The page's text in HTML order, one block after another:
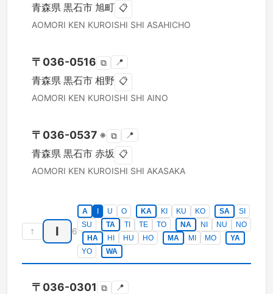
青森県 黒石市 旭町 📋
AOMORI KEN KUROISHI SHI ASAHICHO
〒 036-0516 ⧉ 📍
青森県 黒石市 相野 📋
AOMORI KEN KUROISHI SHI AINO
〒 036-0537 ※ ⧉ 📍
青森県 黒石市 赤坂 📋
AOMORI KEN KUROISHI SHI AKASAKA
↑ I 6
A U O KA KI KU KO SA
SI
SU
TA TI TE TO NA NI NU
NO
HA
HI HU HO MA MI MO
YA
YO
WA
〒 036-0301 ⧉ 📍